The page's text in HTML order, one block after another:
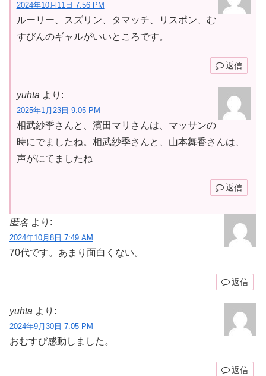
2024年10月11日 7:56 PM
ルーリー、スズリン、タマッチ、リスポン、む
すびんのギャルがいいところです。
返信
yuhta より:
2025年1月23日 9:05 PM
相武紗季さんと、濱田マリさんは、マッサンの
時にでましたね。相武紗季さんと、山本舞香さんは、
声がにてましたね
返信
匿名 より:
2024年10月8日 7:49 AM
70代です。あまり面白くない。
返信
yuhta より:
2024年9月30日 7:05 PM
おむすび感動しました。
返信